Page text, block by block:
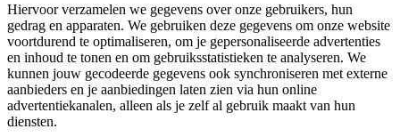
Hiervoor verzamelen we gegevens over onze gebruikers, hun
gedrag en apparaten. We gebruiken deze gegevens om onze website
voortdurend te optimaliseren, om je gepersonaliseerde advertenties
en inhoud te tonen en om gebruiksstatistieken te analyseren. We
kunnen jouw gecodeerde gegevens ook synchroniseren met externe
aanbieders en je aanbiedingen laten zien via hun online
advertentiekanalen, alleen als je zelf al gebruik maakt van hun
diensten.